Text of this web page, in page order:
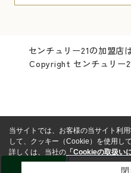
センチュリー21の加盟店
Copyright センチュリ
当サイトでは、お客様の当サイト利
して、クッキー（Cookie）を使用して
詳しくは、当社の 「Cookieの取扱い